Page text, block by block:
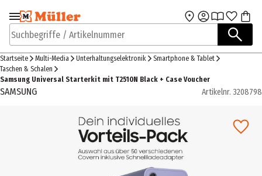
Zur Navigation
springen
Zum Hauptinhalt
Suchbegriffe / Artikelnummer
Startseite Multi-Media Unterhaltungselektronik
Smartphone & Tablet
Taschen & Schalen
Samsung Universal Starterkit mit T2510N Black + Case Voucher
SAMSUNG Artikelnr. 3208798